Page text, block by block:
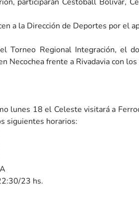
a la Dirección de Deportes por el
Torneo Regional Integración, el
Necochea frente a Rivadavia con
lunes 18 el Celeste visitará a
siguientes horarios:
23 hs.